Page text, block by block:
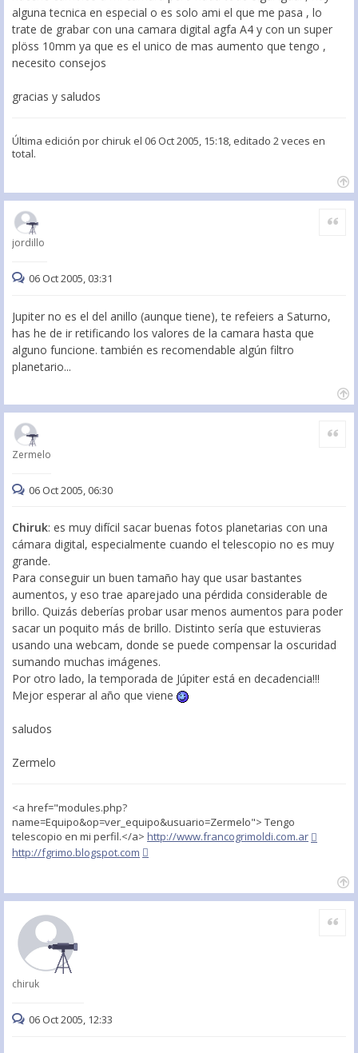
alguna tecnica en especial o es solo ami el que me pasa , lo
trate de grabar con una camara digital agfa A4 y con un super
plöss 10mm ya que es el unico de mas aumento que tengo ,
necesito consejos
gracias y saludos
Última edición por chiruk el 06 Oct 2005, 15:18, editado 2 veces en
total.
jordillo
Citar
06 Oct 2005, 03:31
Jupiter no es el del anillo (aunque tiene), te refeiers a Saturno,
has he de ir retificando los valores de la camara hasta que
alguno funcione. también es recomendable algún filtro
planetario...
Zermelo
Citar
06 Oct 2005, 06:30
Chiruk: es muy difícil sacar buenas fotos planetarias con una
cámara digital, especialmente cuando el telescopio no es muy
grande.
Para conseguir un buen tamaño hay que usar bastantes
aumentos, y eso trae aparejado una pérdida considerable de
brillo. Quizás deberías probar usar menos aumentos para poder
sacar un poquito más de brillo. Distinto sería que estuvieras
usando una webcam, donde se puede compensar la oscuridad
sumando muchas imágenes.
Por otro lado, la temporada de Júpiter está en decadencia!!!
Mejor esperar al año que viene
saludos
Zermelo
<a href="modules.php?
name=Equipo&op=ver_equipo&usuario=Zermelo"> Tengo
telescopio en mi perfil.</a> http://www.francogrimoldi.com.ar
http://fgrimo.blogspot.com
chiruk
Citar
06 Oct 2005, 12:33